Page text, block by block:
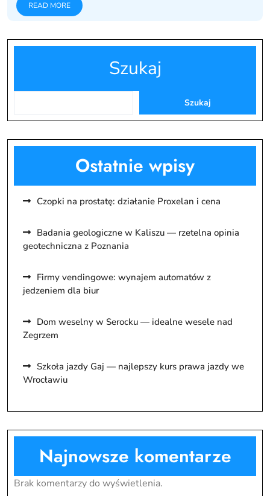
READ MORE
Szukaj
Szukaj
Ostatnie wpisy
Czopki na prostatę: działanie Proxelan i cena
Badania geologiczne w Kaliszu — rzetelna opinia
geotechniczna z Poznania
Firmy vendingowe: wynajem automatów z
jedzeniem dla biur
Dom weselny w Serocku — idealne wesele nad
Zegrzem
Szkoła jazdy Gaj — najlepszy kurs prawa jazdy we
Wrocławiu
Najnowsze komentarze
Brak komentarzy do wyświetlenia.